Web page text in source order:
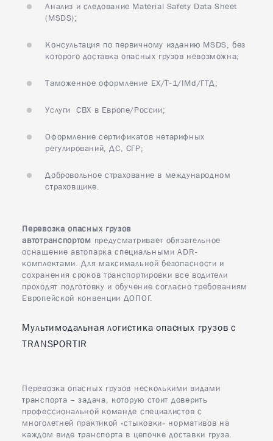
Анализ и следование Material Safety Data Sheet
(MSDS);
Консультация по первичному изданию MSDS, без
которого доставка опасных грузов невозможна;
Таможенное оформление EX/Т-1/IMd/ГТД;
Услуги СВХ в Европе/России;
Оформление сертификатов нетарифных
регулирований, ДС, СГР;
Добровольное страхование в международном
страховщике.
Перевозка опасных грузов
автотранспортом предусматривает обязательное
оснащение автопарка специальными ADR-
комплектами. Для максимальной безопасности и
сохранения сроков транспортировки все водители
проходят подготовку и обучение согласно требованиям
Европейской конвенции ДОПОГ.
Мультимодальная логистика опасных грузов c
TRANSPORTIR
Перевозка опасных грузов несколькими видами
транспорта – задача, которую стоит доверить
профессиональной команде специалистов с
многолетней практикой «стыковки» нормативов на
каждом виде транспорта в цепочке доставки груза.